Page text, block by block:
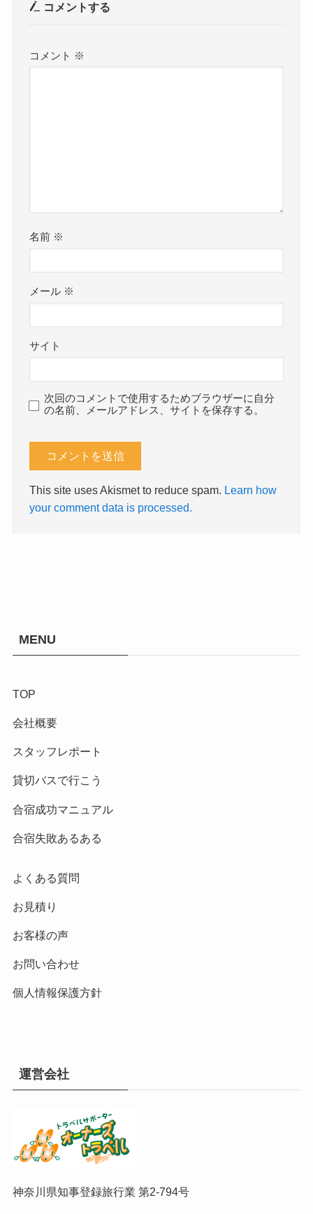
コメントする
コメント ※
名前 ※
メール ※
サイト
次回のコメントで使用するためブラウザーに自分
の名前、メールアドレス、サイトを保存する。
This site uses Akismet to reduce spam. Learn how
your comment data is processed.
MENU
TOP
会社概要
スタッフレポート
貸切バスで行こう
合宿成功マニュアル
合宿失敗あるある
よくある質問
お見積り
お客様の声
お問い合わせ
個人情報保護方針
運営会社
神奈川県知事登録旅行業 第2-794号